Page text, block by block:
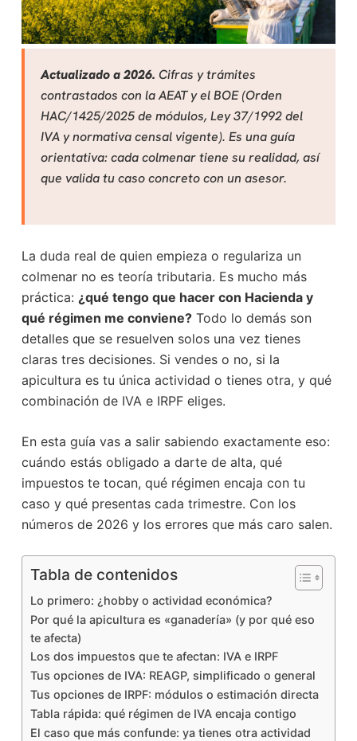
Actualizado a 2026. Cifras y trámites
contrastados con la AEAT y el BOE (Orden
HAC/1425/2025 de módulos, Ley 37/1992 del
IVA y normativa censal vigente). Es una guía
orientativa: cada colmenar tiene su realidad, así
que valida tu caso concreto con un asesor.
La duda real de quien empieza o regulariza un
colmenar no es teoría tributaria. Es mucho más
práctica: ¿qué tengo que hacer con Hacienda y
qué régimen me conviene?Todo lo demás son
detalles que se resuelven solos una vez tienes
claras tres decisiones. Si vendes o no, si la
apicultura es tu única actividad o tienes otra, y qué
combinación de IVA e IRPF eliges.
En esta guía vas a salir sabiendo exactamente eso:
cuándo estás obligado a darte de alta, qué
impuestos te tocan, qué régimen encaja con tu
caso y qué presentas cada trimestre. Con los
números de 2026 y los errores que más caro salen.
Tabla de contenidos
Lo primero: ¿hobby o actividad económica?
Por qué la apicultura es «ganadería» (y por qué eso
te afecta)
Los dos impuestos que te afectan: IVA e IRPF
Tus opciones de IVA: REAGP, simplificado o general
Tus opciones de IRPF: módulos o estimación directa
Tabla rápida: qué régimen de IVA encaja contigo
El caso que más confunde: ya tienes otra actividad